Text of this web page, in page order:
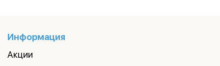
Информация
Акции